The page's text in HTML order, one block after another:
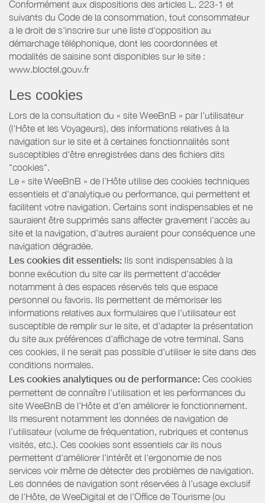
Conformément aux dispositions des articles L. 223-1 et
suivants du Code de la consommation, tout consommateur
a le droit de s'inscrire sur une liste d'opposition au
démarchage téléphonique, dont les coordonnées et
modalités de saisine sont disponibles sur le site :
www.bloctel.gouv.fr
Les cookies
Lors de la consultation du « site WeeBnB » par l’utilisateur
(l’Hôte et les Voyageurs), des informations relatives à la
navigation sur le site et à certaines fonctionnalités sont
susceptibles d'être enregistrées dans des fichiers dits
"cookies".
Le « site WeeBnB » de l’Hôte utilise des cookies techniques
essentiels et d'analytique ou performance, qui permettent et
facilitent votre navigation. Certains sont indispensables et ne
sauraient être supprimés sans affecter gravement l’accès au
site et la navigation, d’autres auraient pour conséquence une
navigation dégradée.
Les cookies dit essentiels: Ils sont indispensables à la
bonne exécution du site car ils permettent d'accéder
notamment à des espaces réservés tels que espace
personnel ou favoris. Ils permettent de mémoriser les
informations relatives aux formulaires que l’utilisateur est
susceptible de remplir sur le site, et d’adapter la présentation
du site aux préférences d’affichage de votre terminal. Sans
ces cookies, il ne serait pas possible d'utiliser le site dans des
conditions normales.
Les cookies analytiques ou de performance: Ces cookies
permettent de connaître l'utilisation et les performances du
site WeeBnB de l’Hôte et d'en améliorer le fonctionnement.
Ils mesurent notamment les données de navigation de
l’utilisateur (volume de fréquentation, rubriques et contenus
visités, etc.). Ces cookies sont essentiels car ils nous
permettent d'améliorer l'intérêt et l'ergonomie de nos
services voir même de détecter des problèmes de navigation.
Les données de navigation sont réservées à l’usage exclusif
de l’Hôte, de WeeDigital et de l’Office de Tourisme (ou